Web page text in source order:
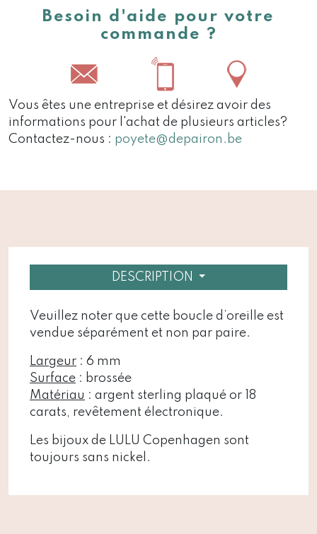
Besoin d'aide pour votre
commande ?
Vous êtes une entreprise et désirez avoir des
informations pour l'achat de plusieurs articles?
Contactez-nous : poyete@depairon.be
DESCRIPTION
Veuillez noter que cette boucle d’oreille est
vendue séparément et non par paire.
Largeur : 6 mm
Surface : brossée
Matériau : argent sterling plaqué or 18
carats, revêtement électronique.
Les bijoux de LULU Copenhagen sont
toujours sans nickel.